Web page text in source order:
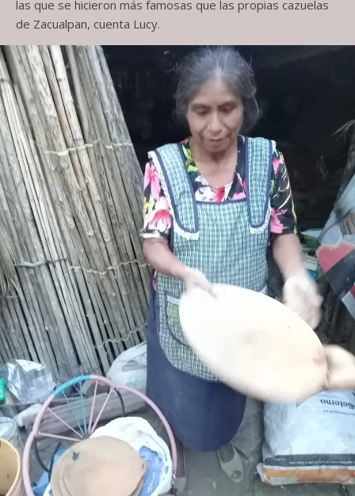
las que se hicieron más famosas que las propias cazuelas
de Zacualpan, cuenta Lucy.